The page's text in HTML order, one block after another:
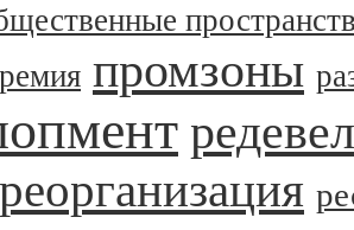
промзоны
реорганизация